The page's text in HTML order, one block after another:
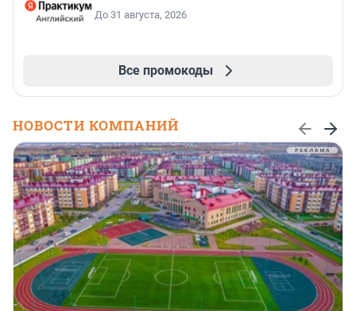
До 31 августа, 2026
Все промокоды
НОВОСТИ КОМПАНИЙ